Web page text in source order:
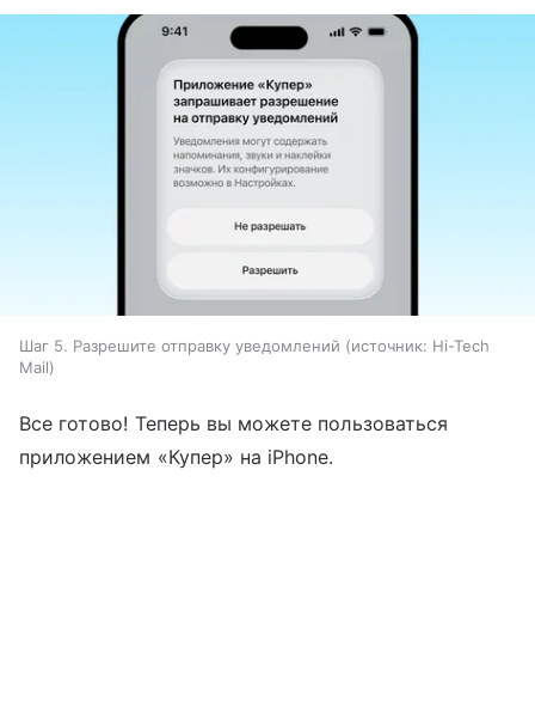
Шаг 5. Разрешите отправку уведомлений источник: Hi-Tech
Mail
Все готово! Теперь вы можете пользоваться
приложением «Купер» на iPhone.